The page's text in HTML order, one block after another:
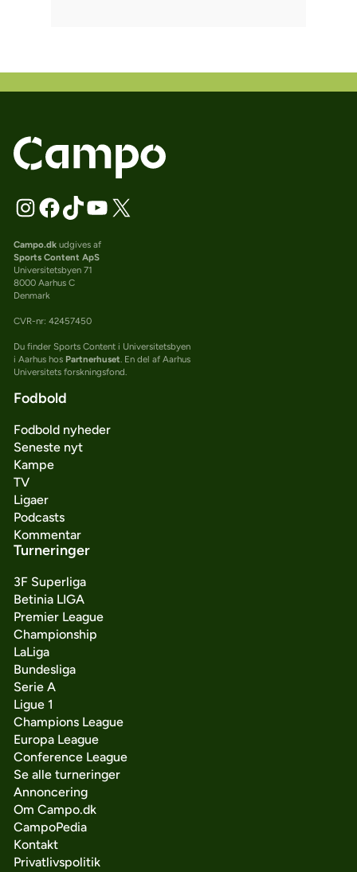
Campo.dkudgives af
Sports Content ApS
Universitetsbyen 71
8000 Aarhus C
Denmark
CVR-nr: 42457450
Du finder Sports Content i Universitetsbyen
i Aarhus hos Partnerhuset. En del af Aarhus
Universitets forskningsfond.
Fodbold
Fodbold nyheder
Seneste nyt
Kampe
TV
Ligaer
Podcasts
Kommentar
Turneringer
3F Superliga
Betinia LIGA
Premier League
Championship
LaLiga
Bundesliga
Serie A
Ligue 1
Champions League
Europa League
Conference League
Se alle turneringer
Annoncering
Om Campo.dk
CampoPedia
Kontakt
Privatlivspolitik